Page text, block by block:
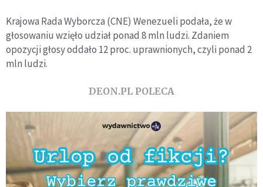
Krajowa Rada Wyborcza (CNE) Wenezueli podała, że w
głosowaniu wzięło udział ponad 8 mln ludzi. Zdaniem
opozycji głosy oddało 12 proc. uprawnionych, czyli ponad 2
mln ludzi.
DEON.PL POLECA